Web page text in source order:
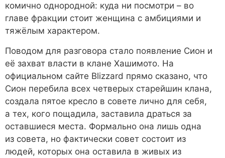
комично однородной: куда ни посмотри – во
главе фракции стоит женщина с амбициями и
тяжёлым характером.
Поводом для разговора стало появление Сион и
её захват власти в клане Хашимото. На
официальном сайте Blizzard прямо сказано, что
Сион перебила всех четверых старейшин клана,
создала пятое кресло в совете лично для себя,
а тех, кого пощадила, заставила драться за
оставшиеся места. Формально она лишь одна
из совета, но фактически совет состоит из
людей, которых она оставила в живых из